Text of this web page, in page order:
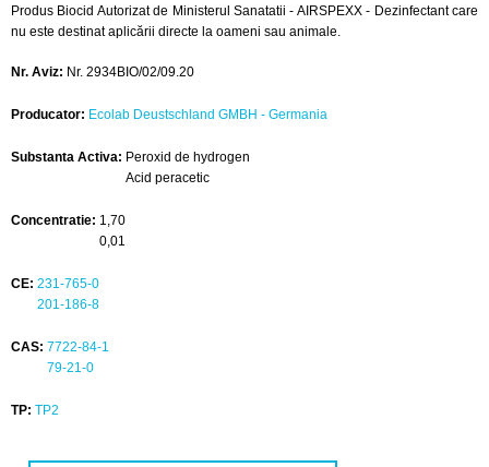
Produs Biocid Autorizat de Ministerul Sanatatii - AIRSPEXX - Dezinfectant care
nu este destinat aplicării directe la oameni sau animale.
Nr. Aviz: Nr. 2934BIO/02/09.20
Producator: Ecolab Deustschland GMBH - Germania
Substanta Activa: Peroxid de hydrogen
Acid peracetic
Concentratie: 1,70
0,01
CE: 231-765-0
201-186-8
CAS: 7722-84-1
79-21-0
TP: TP2